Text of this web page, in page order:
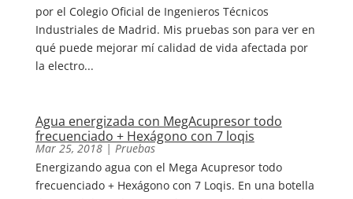
por el Colegio Oficial de Ingenieros Técnicos
Industriales de Madrid. Mis pruebas son para ver en
qué puede mejorar mí calidad de vida afectada por
la electro...
Agua energizada con MegAcupresor todo
frecuenciado + Hexágono con 7 loqis
Mar 25, 2018| Pruebas
Energizando agua con el Mega Acupresor todo
frecuenciado + Hexágono con 7 Loqis. En una botella